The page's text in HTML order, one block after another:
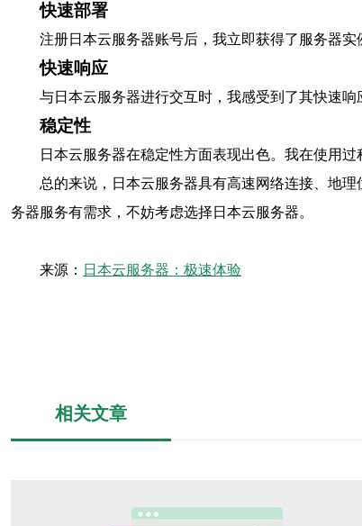
快速部署
注册日本云服务器账号后，我立即获得了服务器
快速响应
与日本云服务器进行交互时，我感受到了其快速
稳定性
日本云服务器在稳定性方面表现出色。我在使用
总的来说，日本云服务器具有高速网络连接、地
务器服务有需求，不妨考虑选择日本云服务器。
来源： 日本云服务器：极速体验
相关文章